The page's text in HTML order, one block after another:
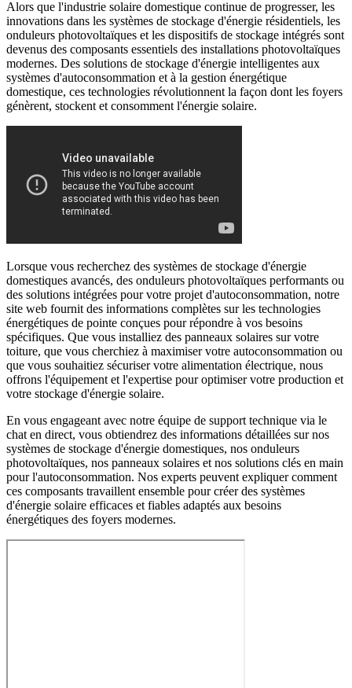
Alors que l'industrie solaire domestique continue de progresser, les
innovations dans les systèmes de stockage d'énergie résidentiels, les
onduleurs photovoltaïques et les dispositifs de stockage intégrés sont
devenus des composants essentiels des installations photovoltaïques
modernes. Des solutions de stockage d'énergie intelligentes aux
systèmes d'autoconsommation et à la gestion énergétique
domestique, ces technologies révolutionnent la façon dont les foyers
génèrent, stockent et consomment l'énergie solaire.
Lorsque vous recherchez des systèmes de stockage d'énergie
domestiques avancés, des onduleurs photovoltaïques performants ou
des solutions intégrées pour votre projet d'autoconsommation, notre
site web fournit des informations complètes sur les technologies
énergétiques de pointe conçues pour répondre à vos besoins
spécifiques. Que vous installiez des panneaux solaires sur votre
toiture, que vous cherchiez à maximiser votre autoconsommation ou
que vous souhaitiez sécuriser votre alimentation électrique, nous
offrons l'équipement et l'expertise pour optimiser votre production et
votre stockage d'énergie solaire.
En vous engageant avec notre équipe de support technique via le
chat en direct, vous obtiendrez des informations détaillées sur nos
systèmes de stockage d'énergie domestiques, nos onduleurs
photovoltaïques, nos panneaux solaires et nos solutions clés en main
pour l'autoconsommation. Nos experts peuvent expliquer comment
ces composants travaillent ensemble pour créer des systèmes
d'énergie solaire efficaces et fiables adaptés aux besoins
énergétiques des foyers modernes.